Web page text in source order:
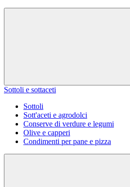
Sottoli e sottaceti
Sottoli
Sott'aceti e agrodolci
Conserve di verdure e legumi
Olive e capperi
Condimenti per pane e pizza